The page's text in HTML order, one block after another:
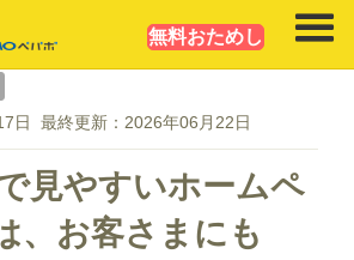
無料おためし
日 最終更新： 2026年06月22日
見やすいホームペ
、お客さまにも